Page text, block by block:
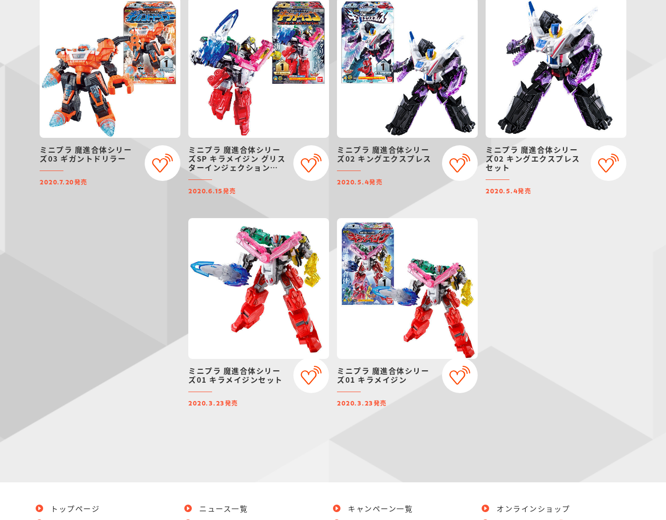
ミニプラ 魔進合体シリー
ズ03 ギガントドリラー
2020.7.20発売
ミニプラ 魔進合体シリー
ズSP キラメイジン グリス
ターインジェクション
2020.6.15発売
ミニプラ 魔進合体シリー
ズ02 キングエクスプレス
2020.5.4発売
ミニプラ 魔進合体シリー
ズ02 キングエクスプレス
セット
2020.5.4発売
ミニプラ 魔進合体シリー
ズ01 キラメイジンセット
2020.3.23 発売
ミニプラ 魔進合体シリー
ズ01 キラメイジン
2020.3.23 発売
トップページ
ニュース一覧
キャンペーン一覧
オンラインショップ